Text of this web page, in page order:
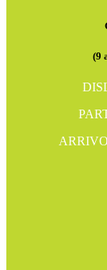
(9